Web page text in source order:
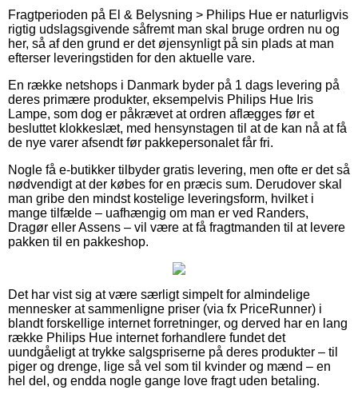
Fragtperioden på El & Belysning > Philips Hue er naturligvis
rigtig udslagsgivende såfremt man skal bruge ordren nu og
her, så af den grund er det øjensynligt på sin plads at man
efterser leveringstiden for den aktuelle vare.
En række netshops i Danmark byder på 1 dags levering på
deres primære produkter, eksempelvis Philips Hue Iris
Lampe, som dog er påkrævet at ordren aflægges før et
besluttet klokkeslæt, med hensynstagen til at de kan nå at få
de nye varer afsendt før pakkepersonalet får fri.
Nogle få e-butikker tilbyder gratis levering, men ofte er det så
nødvendigt at der købes for en præcis sum. Derudover skal
man gribe den mindst kostelige leveringsform, hvilket i
mange tilfælde – uafhængig om man er ved Randers,
Dragør eller Assens – vil være at få fragtmanden til at levere
pakken til en pakkeshop.
Det har vist sig at være særligt simpelt for almindelige
mennesker at sammenligne priser (via fx PriceRunner) i
blandt forskellige internet forretninger, og derved har en lang
række Philips Hue internet forhandlere fundet det
uundgåeligt at trykke salgspriserne på deres produkter – til
piger og drenge, lige så vel som til kvinder og mænd – en
hel del, og endda nogle gange love fragt uden betaling.